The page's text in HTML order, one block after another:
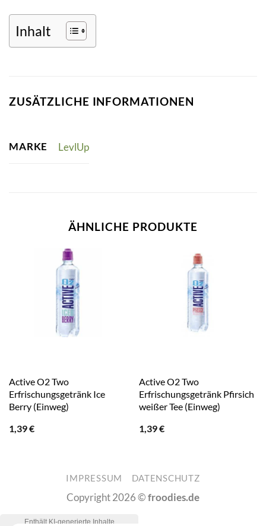
Inhalt
ZUSÄTZLICHE INFORMATIONEN
MARKE LevlUp
ÄHNLICHE PRODUKTE
Active O2 Two
Erfrischungsgetränk Ice
Berry (Einweg)
1,39€
Active O2 Two
Erfrischungsgetränk Pfirsich
weißer Tee (Einweg)
1,39€
IMPRESSUM DATENSCHUTZ
Copyright 2026 ©froodies.de